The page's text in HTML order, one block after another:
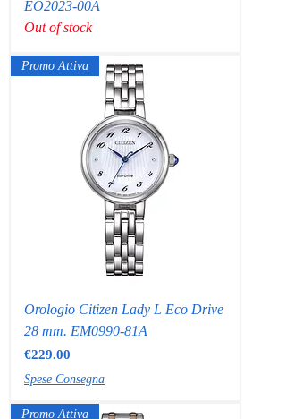
EO2023-00A
Out of stock
Promo Attiva
Orologio Citizen Lady L Eco Drive
28 mm. EM0990-81A
Price
€229.00
Spese Consegna
Promo Attiva